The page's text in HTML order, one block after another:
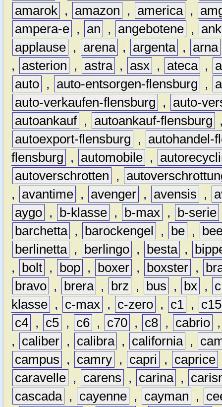
amarok , amazon , america ,
ampera-e , an , angebotene ,
applause , arena , argenta , arna
,
asterion , astra , asx , ateca ,
auto , auto-entsorgen-flensburg ,
auto-verkaufen-flensburg
,
auto-
autoankauf , autoankauf-flensburg
autoexport-flensburg
,
autohandel-
flensburg
, automobile ,
autoverschrotten
,
,
avantime , avenger , avensis ,
aygo , b-klasse , b-max , b-serie
barchetta , barockengel , be ,
berlinetta , berlingo , besta ,
,
bolt , bop , boxer , boxster ,
bravo , brera , brz , bus , bx ,
c
klasse , c-max , c-zero , c1 ,
c15
c4 , c5 , c6 , c70 , c8 , cabrio
,
caliber , calibra , california ,
campus
, camry , capri , caprice
caravelle , carens , carina ,
cascada , cayenne , cayman ,